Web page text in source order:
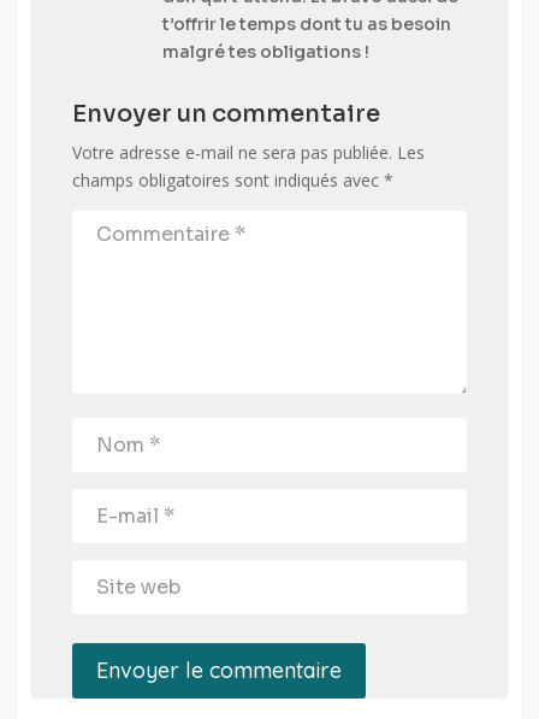
t’offrir le temps dont tu as besoin
malgré tes obligations !
Envoyer un commentaire
Votre adresse e-mail ne sera pas publiée. Les
champs obligatoires sont indiqués avec *
Envoyer le commentaire